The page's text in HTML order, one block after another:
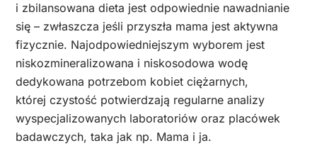
i zbilansowana dieta jest odpowiednie nawadnianie
się – zwłaszcza jeśli przyszła mama jest aktywna
fizycznie. Najodpowiedniejszym wyborem jest
niskozmineralizowana i niskosodowa wodę
dedykowana potrzebom kobiet ciężarnych,
której czystość potwierdzają regularne analizy
wyspecjalizowanych laboratoriów oraz placówek
badawczych, taka jak np. Mama i ja.